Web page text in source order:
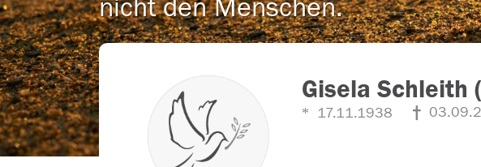
nicht den Menschen.
Gisela Schleith
17.11.1938